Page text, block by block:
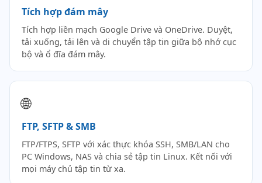
Tích hợp đám mây
Tích hợp liền mạch Google Drive và OneDrive. Duyệt,
tải xuống, tải lên và di chuyển tập tin giữa bộ nhớ cục
bộ và ổ đĩa đám mây.
🌐
FTP, SFTP & SMB
FTP/FTPS, SFTP với xác thực khóa SSH, SMB/LAN cho
PC Windows, NAS và chia sẻ tập tin Linux. Kết nối với
mọi máy chủ tập tin từ xa.